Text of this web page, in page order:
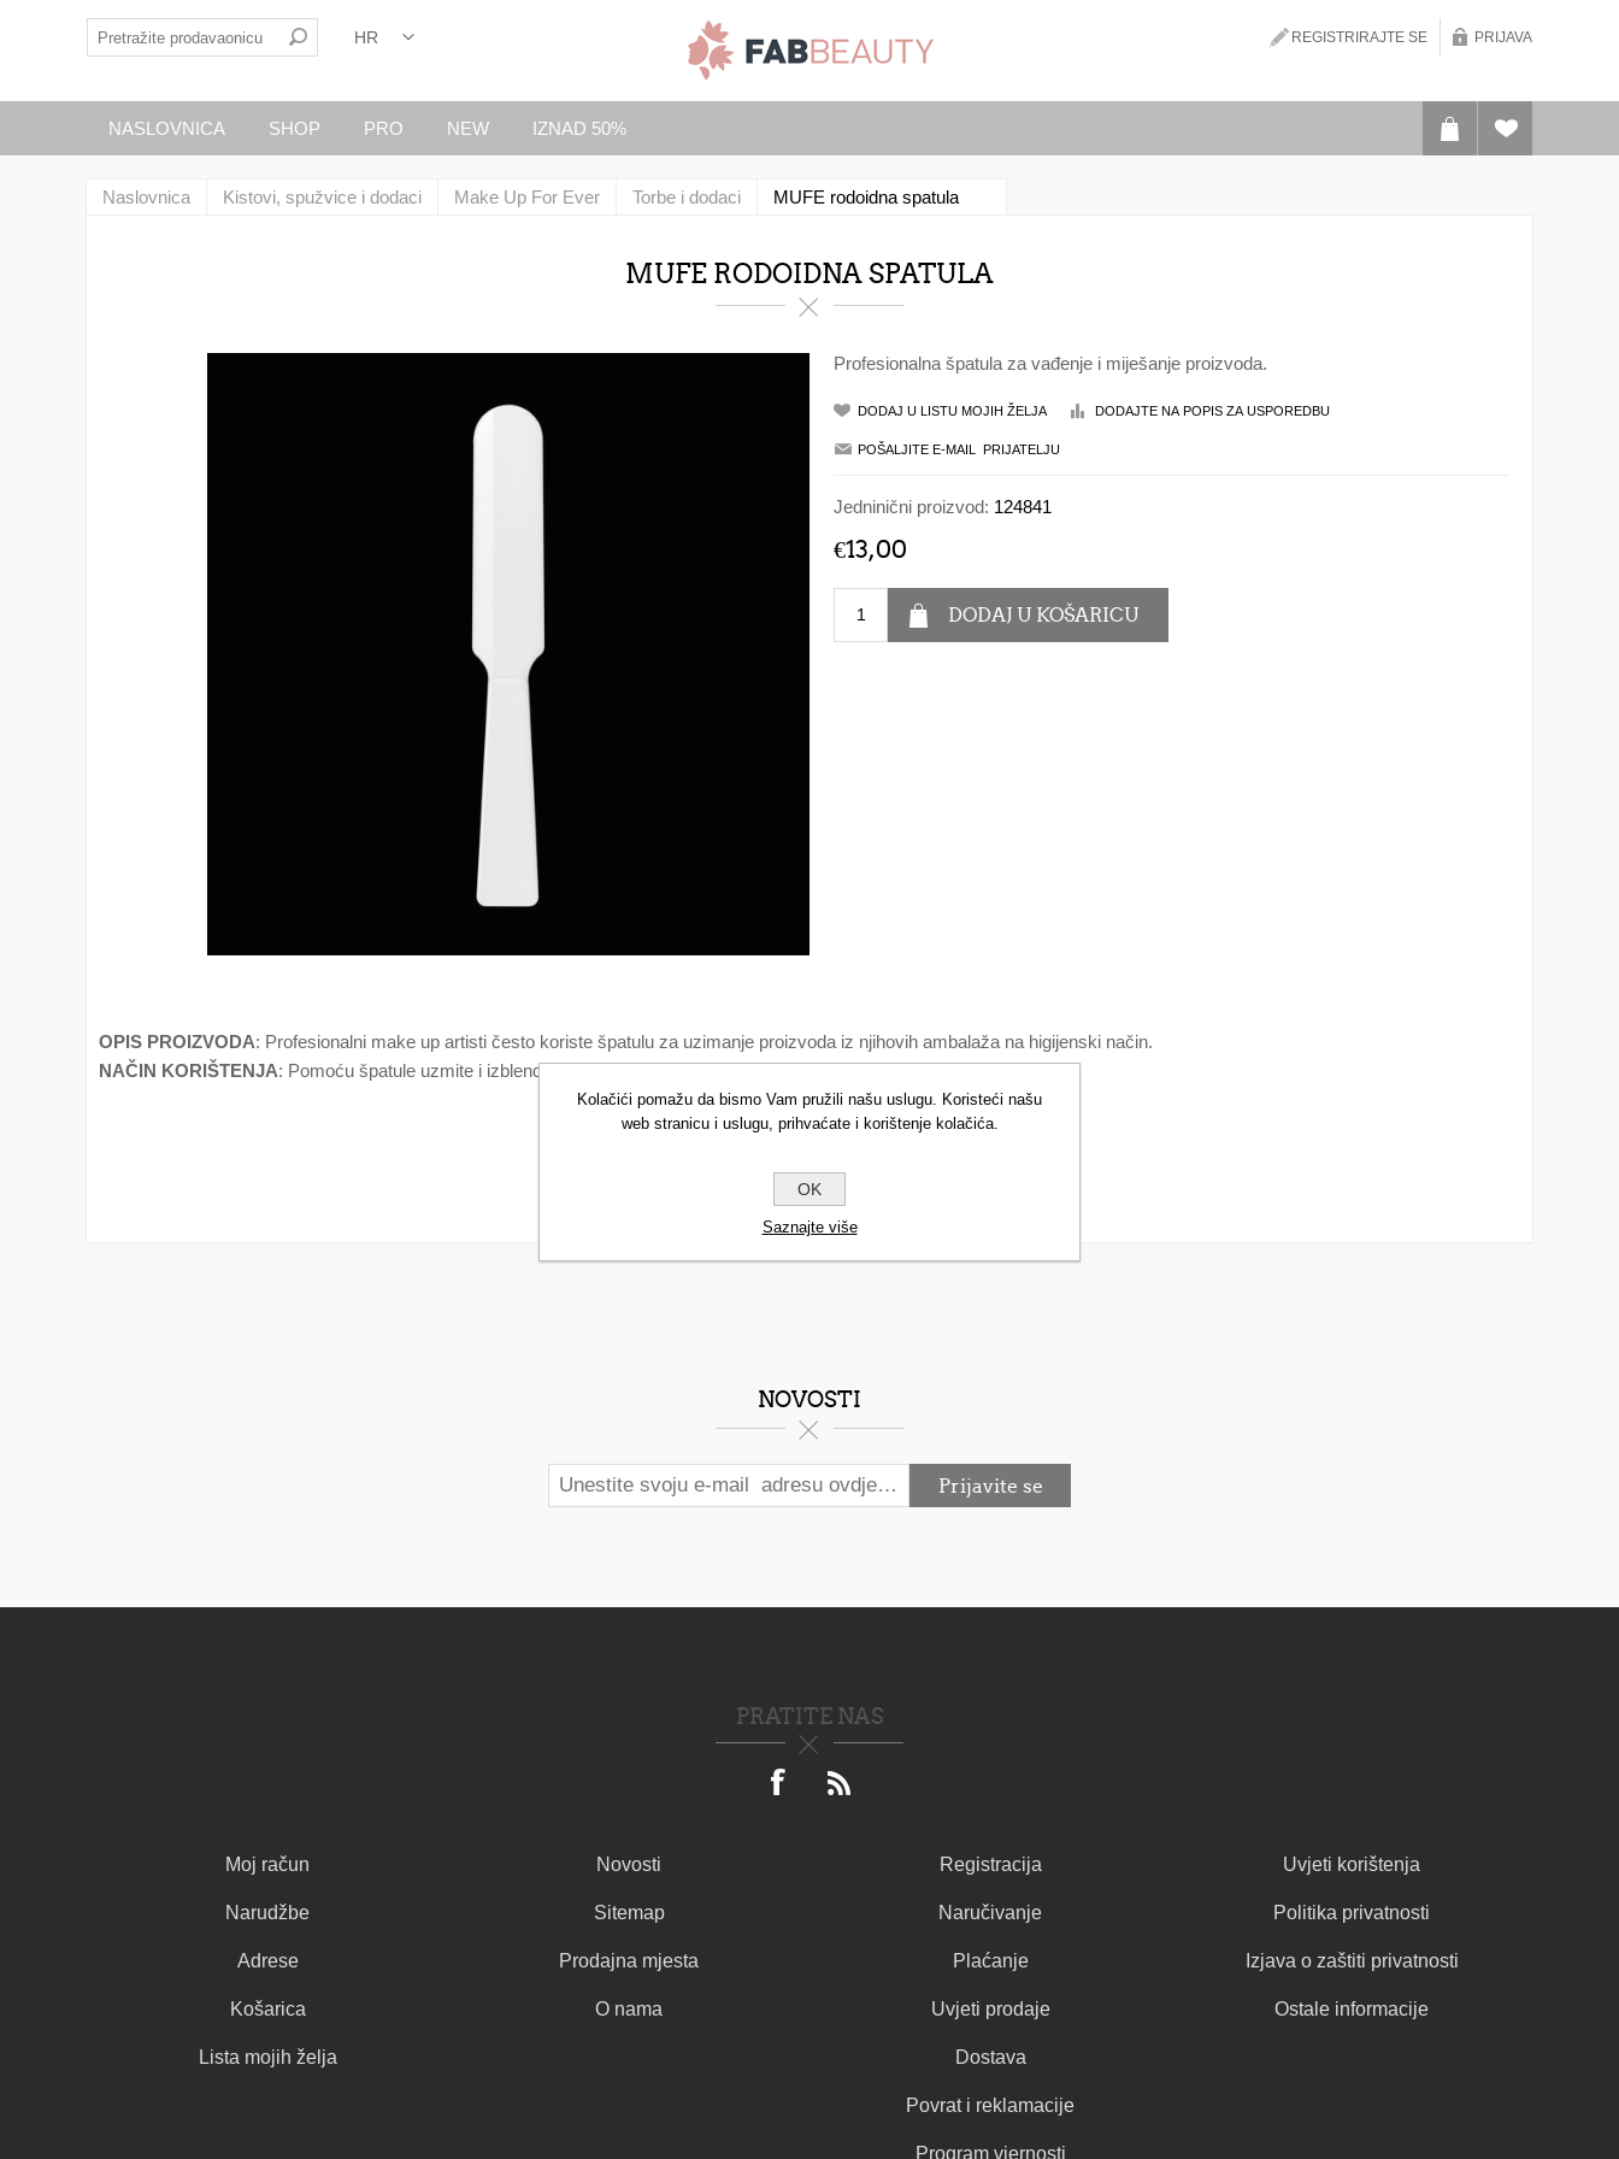
REGISTRIRAJTE SE PRIJAVA
NASLOVNICA SHOP PRO NEW IZNAD 50%
Naslovnica Kistovi, spužvice i dodaci Make Up For Ever Torbe i dodaci MUFE rodoidna spatula
MUFE RODOIDNA SPATULA
Profesionalna špatula za vađenje i miješanje proizvoda.
Jedninični proizvod: 124841
€13,00
OPIS PROIZVODA: Profesionalni make up artisti često koriste špatulu za uzimanje proizvoda iz njihovih ambalaža na higijenski način.
NAČIN KORIŠTENJA: Pomoću špatule uzmite i izblendajte proizvode.
NOVOSTI
PRATITE NAS
Moj račun
Narudžbe
Adrese
Košarica
Lista mojih želja
Novosti
Sitemap
Prodajna mjesta
O nama
Registracija
Naručivanje
Plaćanje
Uvjeti prodaje
Dostava
Povrat i reklamacije
Program vjernosti
Uvjeti korištenja
Politika privatnosti
Izjava o zaštiti privatnosti
Ostale informacije
Kolačići pomažu da bismo Vam pružili našu uslugu. Koristeći našu
web stranicu i uslugu, prihvaćate i korištenje kolačića.
OK
Saznajte više